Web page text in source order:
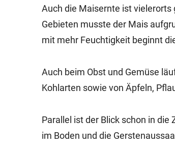
Auch die Maisernte ist vielerorts
Gebieten musste der Mais
mit mehr Feuchtigkeit beginnt
Auch beim Obst und Gemüse
Kohlarten sowie von Äpfeln,
Parallel ist der Blick schon in
im Boden und die